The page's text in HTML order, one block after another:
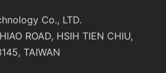
Co., LTD.
ROAD, HSIH TIEN CHIU,
TAIWAN